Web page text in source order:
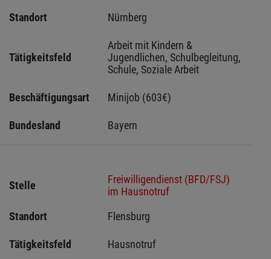
Standort
Nürnberg
Tätigkeitsfeld
Arbeit mit Kindern &
Jugendlichen, Schulbegleitung,
Schule, Soziale Arbeit
Beschäftigungsart Minijob (603€)
Bundesland Bayern
Stelle
Freiwilligendienst (BFD/FSJ)
im Hausnotruf
Standort
Flensburg
Tätigkeitsfeld Hausnotruf